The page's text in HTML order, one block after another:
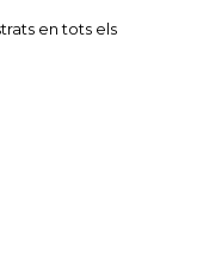
en tots els